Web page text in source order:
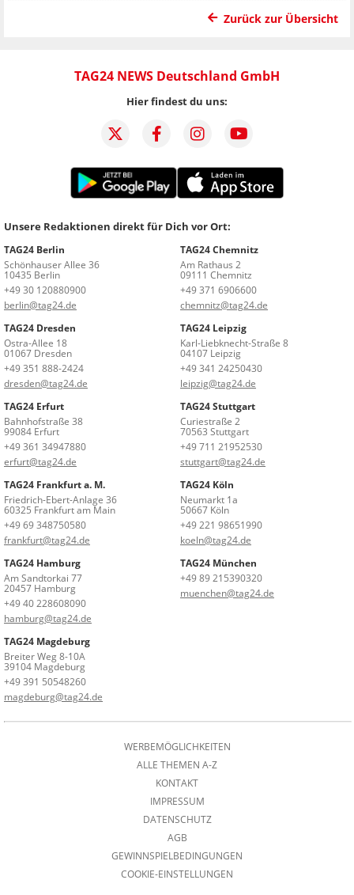
Zurück zur Übersicht
TAG24 NEWS Deutschland GmbH
Hier findest du uns:
Unsere Redaktionen direkt für Dich vor Ort:
TAG24 Berlin
Schönhauser Allee 36
10435 Berlin
+49 30 120880900
berlin@tag24.de
TAG24 Chemnitz
Am Rathaus 2
09111 Chemnitz
+49 371 6906600
chemnitz@tag24.de
TAG24 Dresden
Ostra-Allee 18
01067 Dresden
+49 351 888-2424
dresden@tag24.de
TAG24 Leipzig
Karl-Liebknecht-Straße 8
04107 Leipzig
+49 341 24250430
leipzig@tag24.de
TAG24 Erfurt
Bahnhofstraße 38
99084 Erfurt
+49 361 34947880
erfurt@tag24.de
TAG24 Stuttgart
Curiestraße 2
70563 Stuttgart
+49 711 21952530
stuttgart@tag24.de
TAG24 Frankfurt a. M.
Friedrich-Ebert-Anlage 36
60325 Frankfurt am Main
+49 69 348750580
frankfurt@tag24.de
TAG24 Köln
Neumarkt 1a
50667 Köln
+49 221 98651990
koeln@tag24.de
TAG24 Hamburg
Am Sandtorkai 77
20457 Hamburg
+49 40 228608090
hamburg@tag24.de
TAG24 München
+49 89 215390320
muenchen@tag24.de
TAG24 Magdeburg
Breiter Weg 8-10A
39104 Magdeburg
+49 391 50548260
magdeburg@tag24.de
WERBEMÖGLICHKEITEN
ALLE THEMEN A-Z
KONTAKT
IMPRESSUM
DATENSCHUTZ
AGB
GEWINNSPIELBEDINGUNGEN
COOKIE-EINSTELLUNGEN